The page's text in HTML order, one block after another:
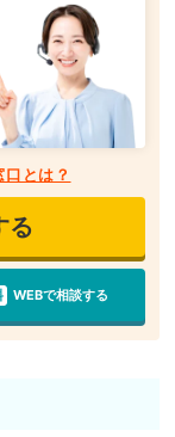
口とは？
る
WEBで相談する